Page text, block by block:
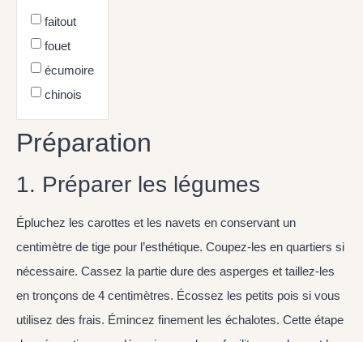
faitout
fouet
écumoire
chinois
Préparation
1. Préparer les légumes
Épluchez les carottes et les navets en conservant un
centimètre de tige pour l’esthétique. Coupez-les en quartiers si
nécessaire. Cassez la partie dure des asperges et taillez-les
en tronçons de 4 centimètres. Écossez les petits pois si vous
utilisez des frais. Émincez finement les échalotes. Cette étape